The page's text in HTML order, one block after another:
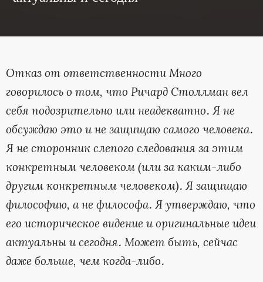
Отказ от ответственностиМного
говорилось о том, что Ричард Столлман вел
себя подозрительно или неадекватно. Я не
обсуждаю это и не защищаю самого человека.
Я не сторонник слепого следования за этим
конкретным человеком (или за каким-либо
другим конкретным человеком). Я защищаю
философию, а не философа. Я утверждаю, что
его историческое видение и оригинальные идеи
актуальны и сегодня. Может быть, сейчас
даже больше, чем когда-либо.